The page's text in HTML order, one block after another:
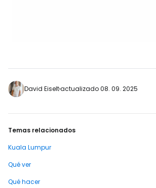
David Eiseltactualizado 08. 09. 2025
Temas relacionados
Kuala Lumpur
Qué ver
Qué hacer